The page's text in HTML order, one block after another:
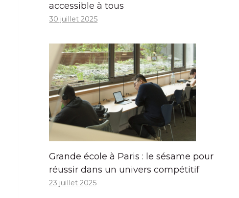
accessible à tous
30 juillet 2025
Grande école à Paris : le sésame pour
réussir dans un univers compétitif
23 juillet 2025